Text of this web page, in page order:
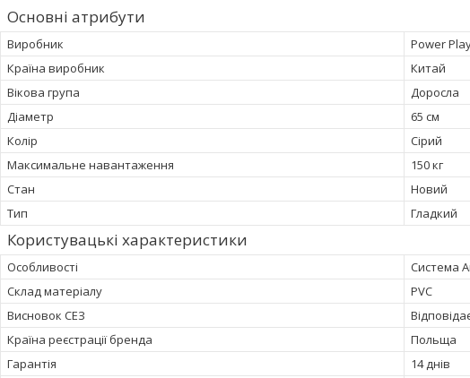
Основні атрибути
Виробник
Power
Країна виробник
Китай
Вікова група
Доросла
Діаметр
65 см
Колір
Сірий
Максимальне навантаження
150 кг
Стан
Новий
Тип
Гладкий
Користувацькі характеристики
Особливості
Система
Склад матеріалу
PVC
Висновок СЕЗ
Країна реєстрації бренда
Польща
Гарантія
14 днів